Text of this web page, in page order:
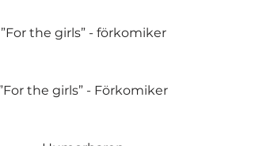
”For the girls” - förkomiker
”For the girls” - Förkomiker